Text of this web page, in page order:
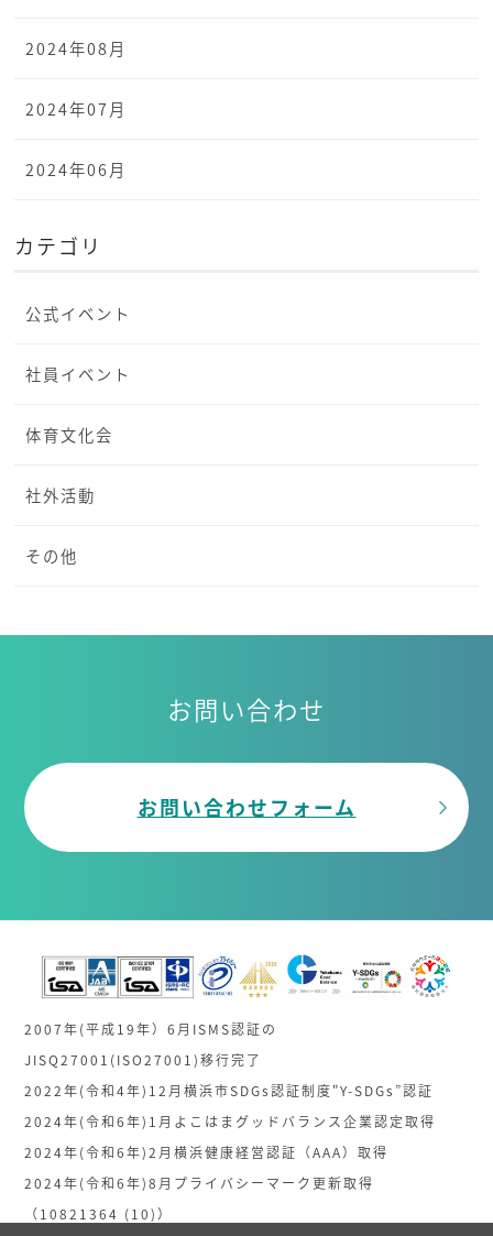
2024年08月
2024年07月
2024年06月
カテゴリ
公式イベント
社員イベント
体育文化会
社外活動
その他
お問い合わせ
お問い合わせフォーム
2007年(平成19年）6月ISMS認証の
JISQ27001(ISO27001)移行完了
2022年(令和4年)12月横浜市SDGs認証制度"Y-SDGs”認証
2024年(令和6年)1月よこはまグッドバランス企業認定取得
2024年(令和6年)2月横浜健康経営認証（AAA）取得
2024年(令和6年)8月プライバシーマーク更新取得
（10821364 (10)）